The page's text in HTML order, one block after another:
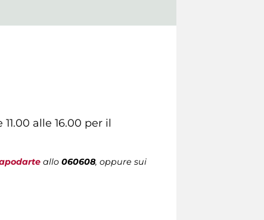
alle 16.00 per il
allo 060608, oppure sui